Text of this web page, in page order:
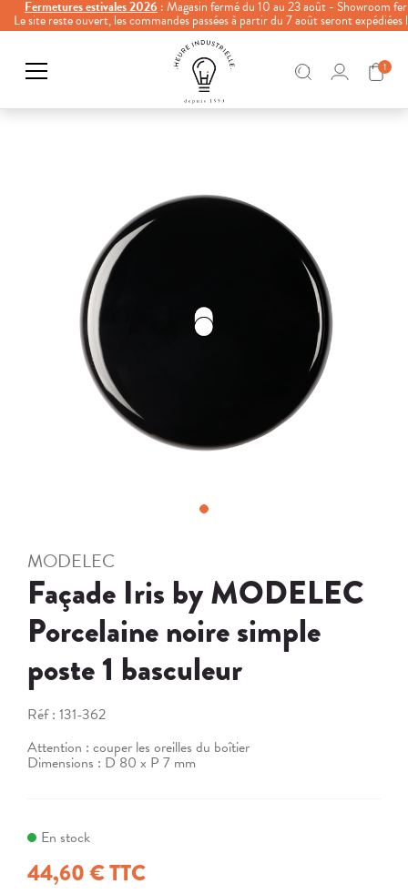
MODELEC
Façade Iris by MODELEC
Porcelaine noire simple
poste 1 basculeur
Réf : 131-362
Attention : couper les oreilles du boîtier
Dimensions : D 80 x P 7 mm
En stock
44,60 € TTC
Fermetures estivales 2026 : Magasin fermé du 10 au 23 août - Showroom
Le site reste ouvert, les commandes passées à partir du 7 août seront
1